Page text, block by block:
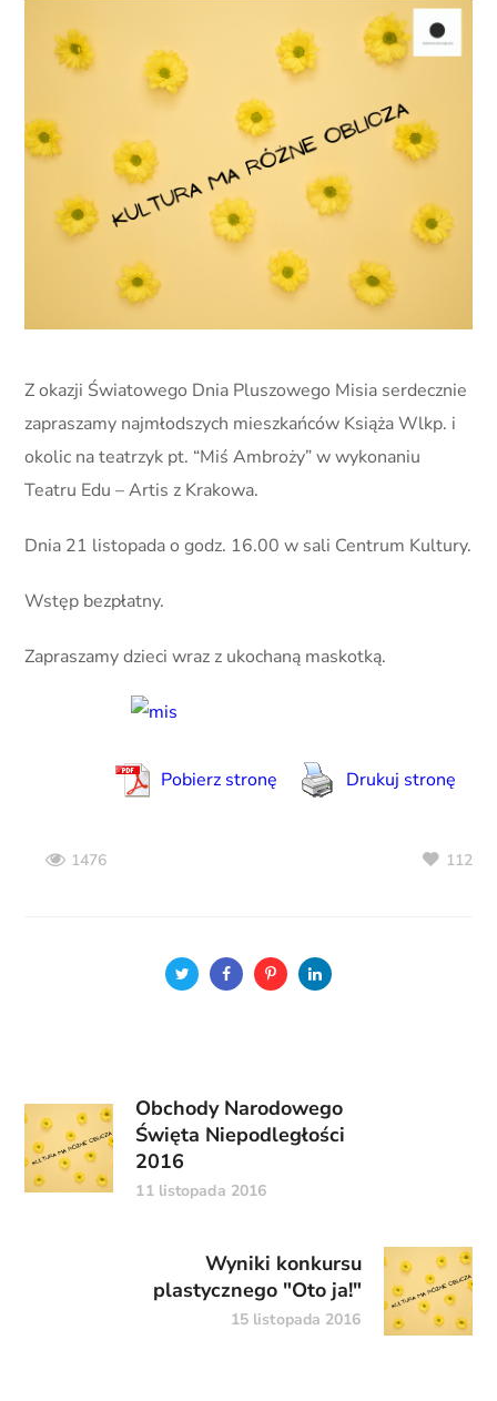
Z okazji Światowego Dnia Pluszowego Misia serdecznie
zapraszamy najmłodszych mieszkańców Książa Wlkp. i
okolic na teatrzyk pt. “Miś Ambroży” w wykonaniu
Teatru Edu – Artis z Krakowa.
Dnia 21 listopada o godz. 16.00 w sali Centrum Kultury.
Wstęp bezpłatny.
Zapraszamy dzieci wraz z ukochaną maskotką.
Pobierz stronę Drukuj stronę
1476 112
Obchody Narodowego
Święta Niepodległości
2016
11 listopada 2016
Wyniki konkursu
plastycznego "Oto ja!"
15 listopada 2016